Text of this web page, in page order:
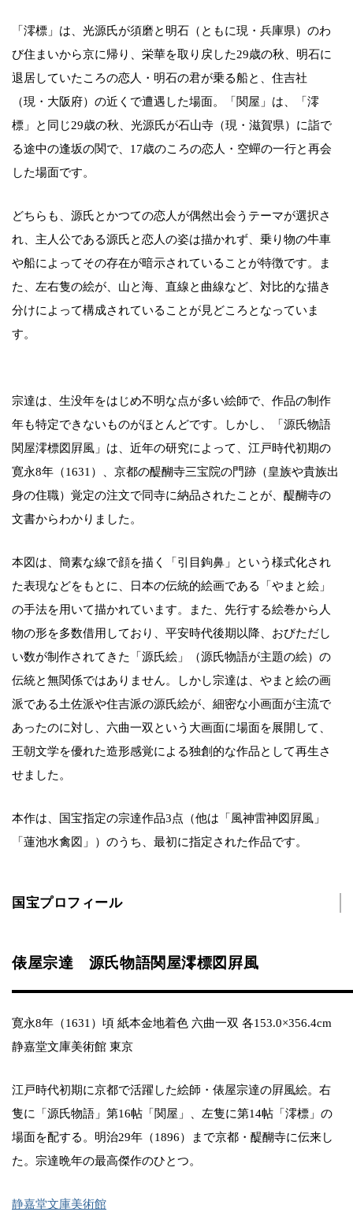
「澪標」は、光源氏が須磨と明石（ともに現・兵庫県）のわ
び住まいから京に帰り、栄華を取り戻した29歳の秋、明石に
退居していたころの恋人・明石の君が乗る船と、住吉社
（現・大阪府）の近くで遭遇した場面。「関屋」は、「澪
標」と同じ29歳の秋、光源氏が石山寺（現・滋賀県）に詣で
る途中の逢坂の関で、17歳のころの恋人・空蟬の一行と再会
した場面です。
どちらも、源氏とかつての恋人が偶然出会うテーマが選択さ
れ、主人公である源氏と恋人の姿は描かれず、乗り物の牛車
や船によってその存在が暗示されていることが特徴です。ま
た、左右隻の絵が、山と海、直線と曲線など、対比的な描き
分けによって構成されていることが見どころとなっていま
す。
宗達は、生没年をはじめ不明な点が多い絵師で、作品の制作
年も特定できないものがほとんどです。しかし、「源氏物語
関屋澪標図屛風」は、近年の研究によって、江戸時代初期の
寛永8年（1631）、京都の醍醐寺三宝院の門跡（皇族や貴族出
身の住職）覚定の注文で同寺に納品されたことが、醍醐寺の
文書からわかりました。
本図は、簡素な線で顔を描く「引目鉤鼻」という様式化され
た表現などをもとに、日本の伝統的絵画である「やまと絵」
の手法を用いて描かれています。また、先行する絵巻から人
物の形を多数借用しており、平安時代後期以降、おびただし
い数が制作されてきた「源氏絵」（源氏物語が主題の絵）の
伝統と無関係ではありません。しかし宗達は、やまと絵の画
派である土佐派や住吉派の源氏絵が、細密な小画面が主流で
あったのに対し、六曲一双という大画面に場面を展開して、
王朝文学を優れた造形感覚による独創的な作品として再生さ
せました。
本作は、国宝指定の宗達作品3点（他は「風神雷神図屛風」
「蓮池水禽図」）のうち、最初に指定された作品です。
国宝プロフィール
俵屋宗達 源氏物語関屋澪標図屛風
寛永8年（1631）頃 紙本金地着色 六曲一双 各153.0×356.4cm
静嘉堂文庫美術館 東京
江戸時代初期に京都で活躍した絵師・俵屋宗達の屛風絵。右
隻に「源氏物語」第16帖「関屋」、左隻に第14帖「澪標」の
場面を配する。明治29年（1896）まで京都・醍醐寺に伝来し
た。宗達晩年の最高傑作のひとつ。
静嘉堂文庫美術館